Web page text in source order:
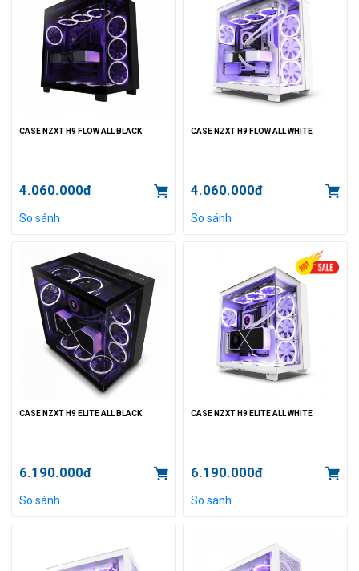
CASE NZXT H9 FLOW ALL BLACK
4.060.000đ
So sánh
CASE NZXT H9 FLOW ALL WHITE
4.060.000đ
So sánh
CASE NZXT H9 ELITE ALL BLACK
6.190.000đ
So sánh
CASE NZXT H9 ELITE ALL WHITE
6.190.000đ
So sánh